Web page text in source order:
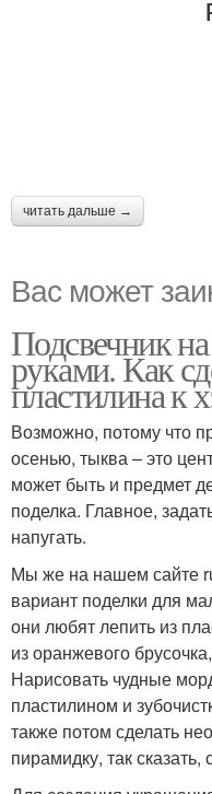
читать дальше →
Вас может
Подсвечник
руками. Как
пластилина к
Возможно, потому что
осенью, тыква – это
может быть и предмет
поделка. Главное,
напугать.
Мы же на нашем сайте
вариант поделки для
они любят лепить из
из оранжевого
Нарисовать чудные
пластилином и
также потом сделать
пирамидку, так сказать,